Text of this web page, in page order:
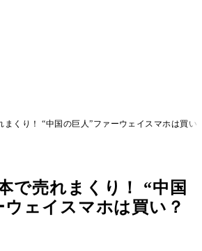
まくり！ “中国の巨人”ファーウェイスマホは買い
で売れまくり！ “中国
ェイスマホは買い？